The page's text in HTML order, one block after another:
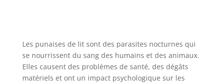
Les punaises de lit sont des parasites nocturnes qui
se nourrissent du sang des humains et des animaux.
Elles causent des problèmes de santé, des dégâts
matériels et ont un impact psychologique sur les